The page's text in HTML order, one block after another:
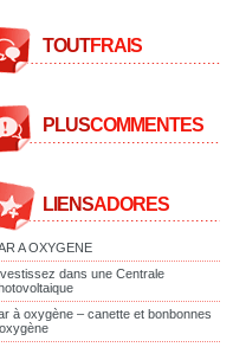
TOUTFRAIS
PLUSCOMMENTES
LIENSADORES
A OXYGENE
dans une Centrale
à oxygène – canette et bonbonnes